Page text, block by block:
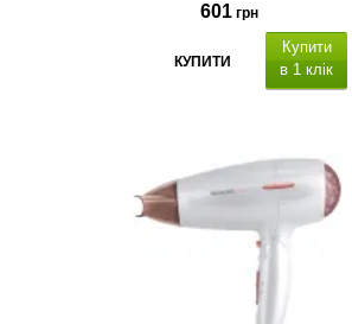
601 грн
КУПИТИ
Купити
в 1 клік